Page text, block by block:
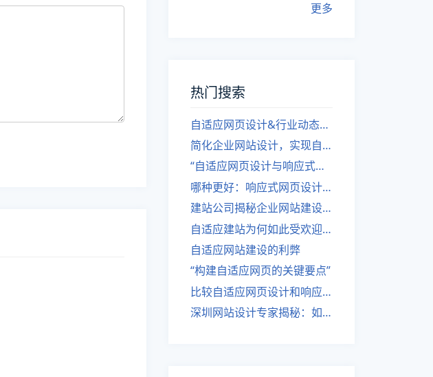
更多
热门搜索
自适应网页设计&行业动态，关注建站。
简化企业网站设计，实现自适应设计的方法
“自适应网页设计与响应式网站建设的异同”
哪种更好：响应式网页设计还是自适应网站？
建站公司揭秘企业网站建设核心原则
自适应建站为何如此受欢迎？
自适应网站建设的利弊
“构建自适应网页的关键要点”
比较自适应网页设计和响应式网站的差异
深圳网站设计专家揭秘：如何实现自适应网页设计